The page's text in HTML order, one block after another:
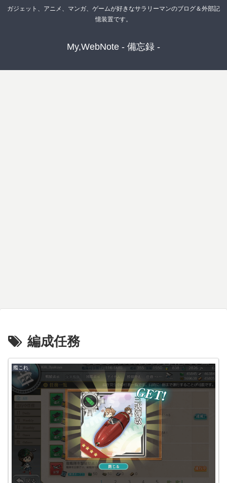
ガジェット、アニメ、マンガ、ゲームが好きなサラリーマンのブログ＆外部記
憶装置です。
My,WebNote - 備忘録 -
編成任務
艦これ